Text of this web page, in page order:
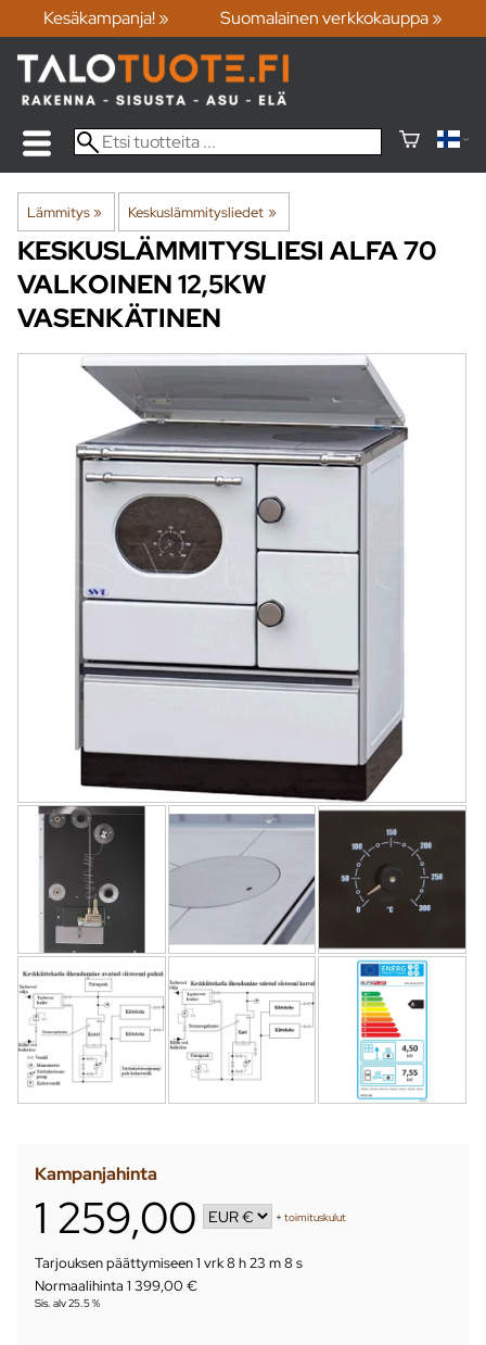
Kesäkampanja! » Suomalainen verkkokauppa »
Lämmitys‪» Keskuslämmitysliedet ‪»
KESKUSLÄMMITYSLIESI ALFA 70
VALKOINEN 12,5KW
VASENKÄTINEN
Kampanjahinta
1 259,00 +toimituskulut
Tarjouksen päättymiseen1 vrk 8 h 23 m 7 s
Normaalihinta 1 399,00 €
Sis. alv 25.5 %